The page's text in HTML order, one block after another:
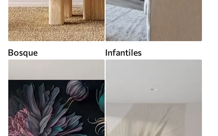
Bosque Infantiles